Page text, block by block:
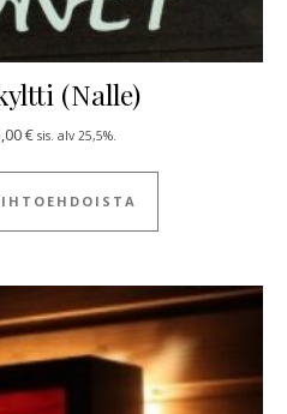
(Nalle)
€Hintaluokka: 37,00 € - 45,00 €
sis. alv 25,5%.
Tällä tuotteella